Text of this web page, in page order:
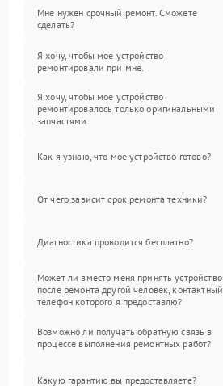
Мне нужен срочный ремонт. Сможете
сделать?
Я хочу, чтобы мое устройство
ремонтировали при мне.
Я хочу, чтобы мое устройство
ремонтировалось только оригинальными
запчастями.
Как я узнаю, что мое устройство готово?
От чего зависит срок ремонта техники?
Диагностика проводится бесплатно?
Может ли вместо меня принять устройство
после ремонта другой человек, контактный
телефон которого я предоставлю?
Возможно ли получать обратную связь в
процессе выполнения ремонтных работ?
Какую гарантию вы предоставляете?